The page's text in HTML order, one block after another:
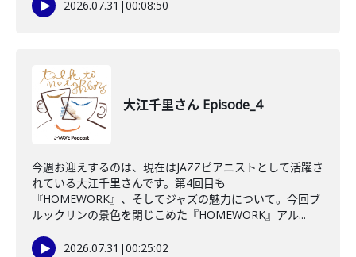
2026.07.31 |00:08:50
大江千里さん Episode_4
今週お迎えするのは、現在はJAZZピアニストとして活躍さ
れている大江千里さんです。第4回目も
『HOMEWORK』、そしてジャズの魅力について。今回ブ
ルックリンの景色を閉じこめた『HOMEWORK』アル...
2026.07.31 |00:25:02